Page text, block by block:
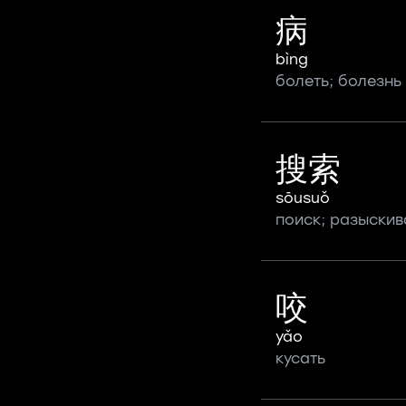
病
bìng
болеть; болезнь
搜索
sōusuǒ
поиск;
咬
yǎo
кусать